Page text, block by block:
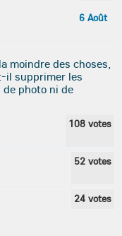
6 Août
moindre des choses,
il supprimer les
photo ni de
108 votes
52 votes
24 votes